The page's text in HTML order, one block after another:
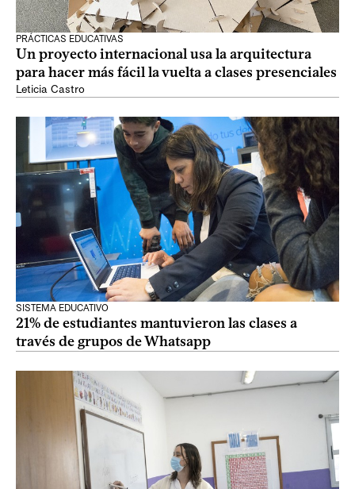
PRÁCTICAS EDUCATIVAS
Un proyecto internacional usa la arquitectura
para hacer más fácil la vuelta a clases presenciales
Leticia Castro
SISTEMA EDUCATIVO
21% de estudiantes mantuvieron las clases a
través de grupos de Whatsapp